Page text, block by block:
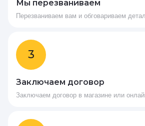
Мы перезваниваем
Перезваниваем вам и обговариваем
3
Заключаем договор
Заключаем договор в магазине или